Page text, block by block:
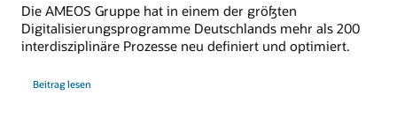
Die AMEOS Gruppe hat in einem der größten
Digitalisierungsprogramme Deutschlands mehr als 200
interdisziplinäre Prozesse neu definiert und optimiert.
Beitrag lesen